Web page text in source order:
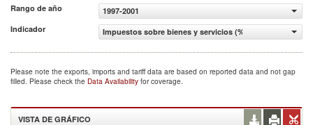
Rango de año
1997-2001
Indicador
Impuestos sobre bienes y servicios (% del valor
Please note the exports, imports and tariff data are based on reported data and not gap
filled. Please check the Data Availability for coverage.
VISTA DE GRÁFICO